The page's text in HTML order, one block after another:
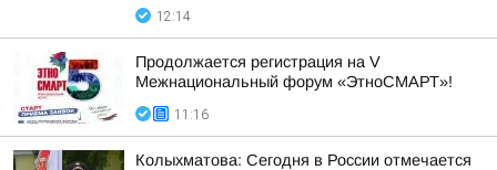
12:14
Продолжается регистрация на V
Межнациональный форум «ЭтноСМАРТ»!
11:16
Колыхматова: Сегодня в России отмечается